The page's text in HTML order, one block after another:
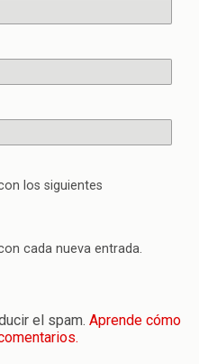
los siguientes
cada nueva entrada.
el spam. Aprende cómo